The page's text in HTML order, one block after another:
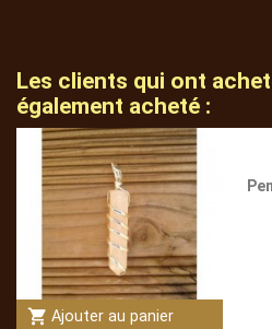
Les clients qui ont
également acheté :
shopping_cart Ajouter au panier